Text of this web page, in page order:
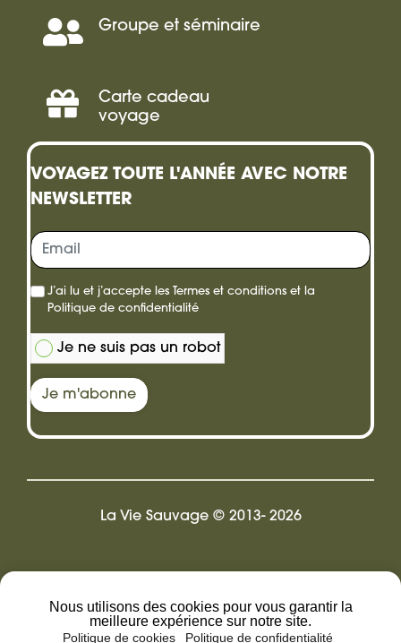
Nous utilisons des cookies pour vous garantir la
meilleure expérience sur notre site.
Politique de cookies Politique de confidentialité
Groupe et séminaire
Séminaire,
Incentive
Carte cadeau
voyage
Offrir
une
carte
cadeau
VOYAGEZ TOUTE L'ANNÉE AVEC NOTRE
NEWSLETTER
J’ai lu et j’accepte lesTermes et conditions et la
Politique de confidentialité
Je ne suis pas un robot
Je m'abonne
La Vie Sauvage © 2013- 2026